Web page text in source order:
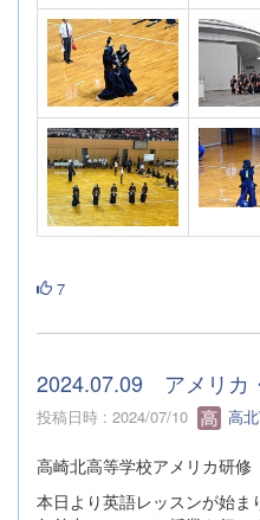
7
2024.07.09 アメリカ
投稿日時 : 2024/07/10 高
高崎北高等学校アメリカ研修
本日より英語レッスンが始